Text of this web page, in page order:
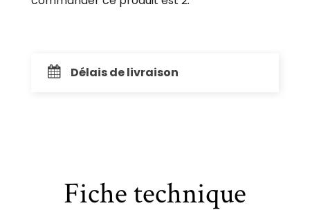
Délais de livraison
Fiche technique